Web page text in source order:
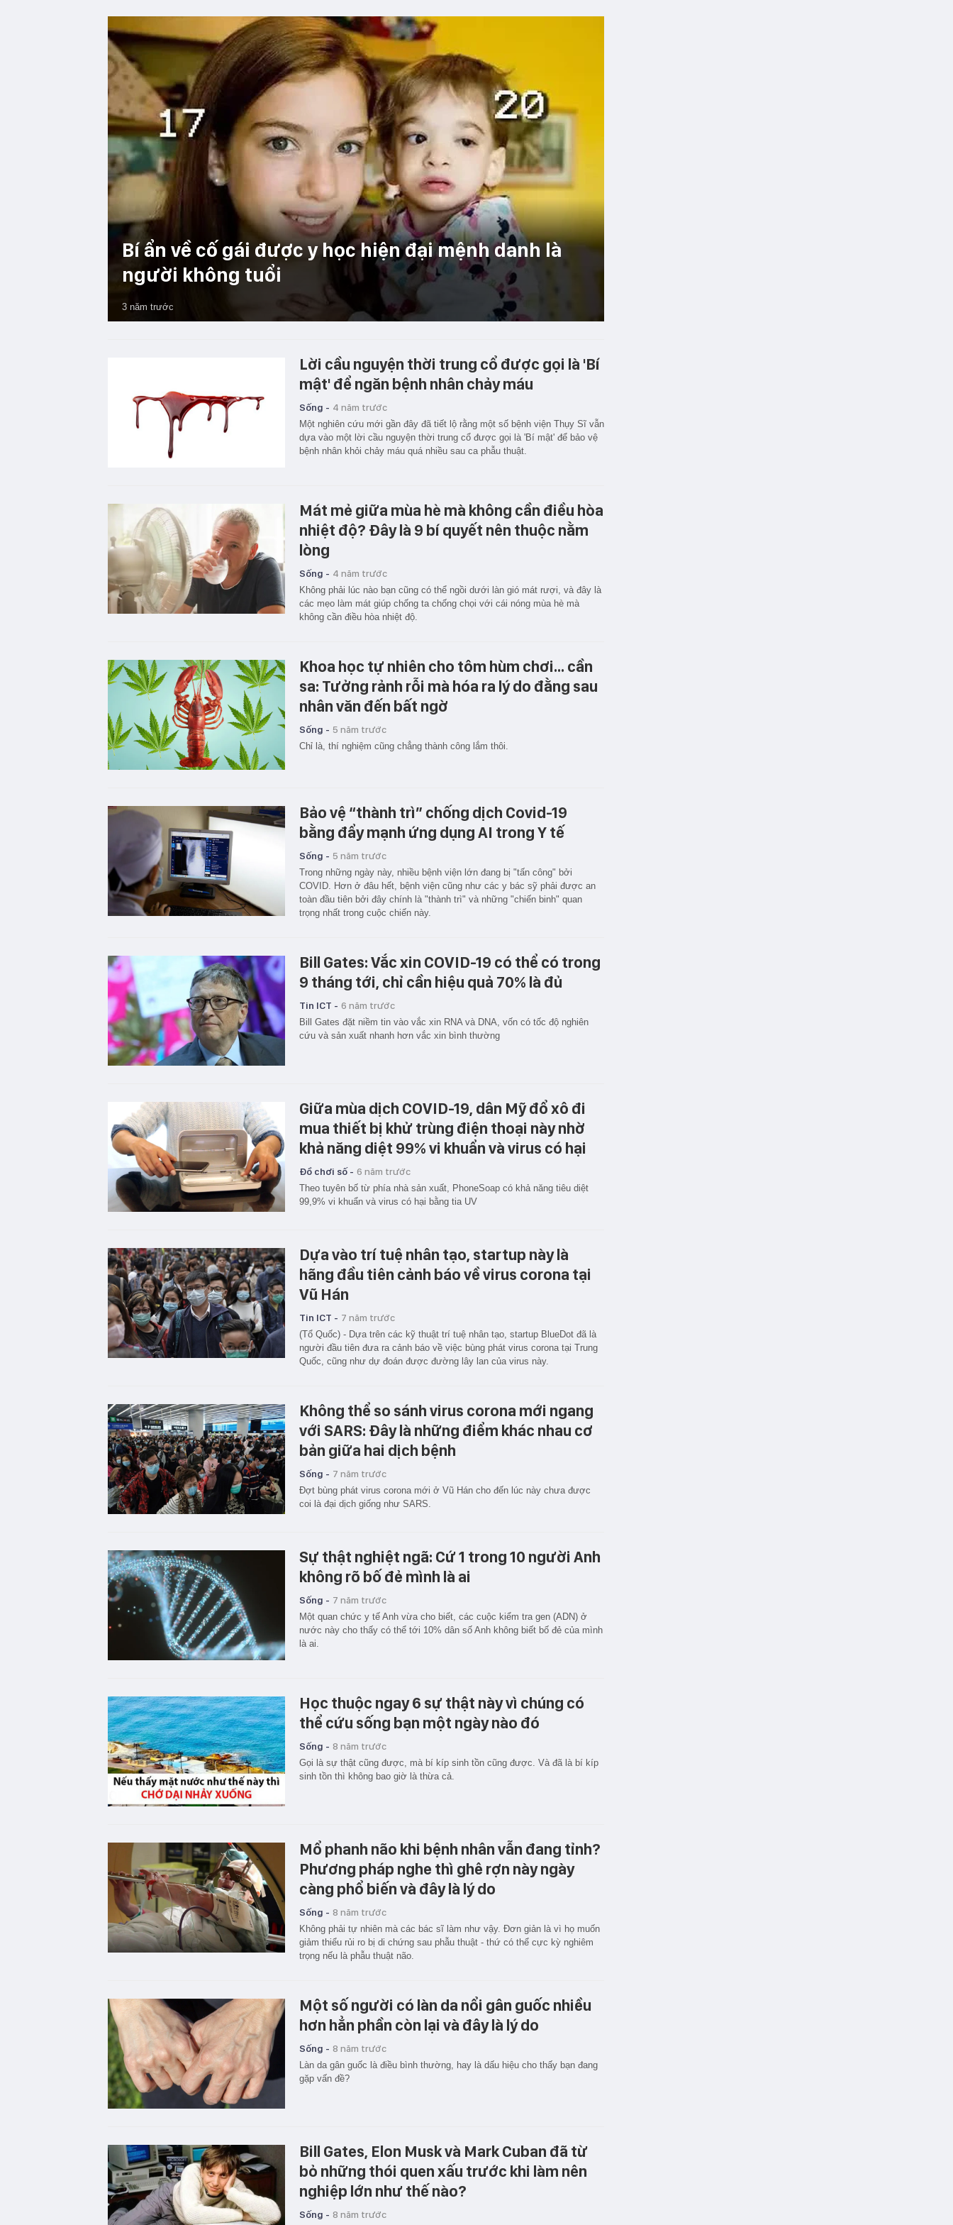
Bí ẩn về cố gái được y học hiện đại mệnh danh là
người không tuổi
3 năm trước
Lời cầu nguyện thời trung cổ được gọi là 'Bí
mật' để ngăn bệnh nhân chảy máu
Sống - 4 năm trước
Một nghiên cứu mới gần đây đã tiết lộ rằng một số bệnh viện Thụy Sĩ vẫn
dựa vào một lời cầu nguyện thời trung cổ được gọi là 'Bí mật' để bảo vệ
bệnh nhân khỏi chảy máu quá nhiều sau ca phẫu thuật.
Mát mẻ giữa mùa hè mà không cần điều hòa
nhiệt độ? Đây là 9 bí quyết nên thuộc nằm
lòng
Sống - 4 năm trước
Không phải lúc nào bạn cũng có thể ngồi dưới làn gió mát rượi, và đây là
các mẹo làm mát giúp chống ta chống chọi với cái nóng mùa hè mà
không cần điều hòa nhiệt độ.
Khoa học tự nhiên cho tôm hùm chơi... cần
sa: Tưởng rảnh rỗi mà hóa ra lý do đằng sau
nhân văn đến bất ngờ
Sống - 5 năm trước
Chỉ là, thí nghiệm cũng chẳng thành công lắm thôi.
Bảo vệ “thành trì” chống dịch Covid-19
bằng đẩy mạnh ứng dụng AI trong Y tế
Sống - 5 năm trước
Trong những ngày này, nhiều bệnh viện lớn đang bị "tấn công" bởi
COVID. Hơn ở đâu hết, bệnh viện cũng như các y bác sỹ phải được an
toàn đầu tiên bởi đây chính là "thành trì" và những "chiến binh" quan
trọng nhất trong cuộc chiến này.
Bill Gates: Vắc xin COVID-19 có thể có trong
9 tháng tới, chỉ cần hiệu quả 70% là đủ
Tin ICT - 6 năm trước
Bill Gates đặt niềm tin vào vắc xin RNA và DNA, vốn có tốc độ nghiên
cứu và sản xuất nhanh hơn vắc xin bình thường
Giữa mùa dịch COVID-19, dân Mỹ đổ xô đi
mua thiết bị khử trùng điện thoại này nhờ
khả năng diệt 99% vi khuẩn và virus có hại
Đồ chơi số - 6 năm trước
Theo tuyên bố từ phía nhà sản xuất, PhoneSoap có khả năng tiêu diệt
99,9% vi khuẩn và virus có hại bằng tia UV
Dựa vào trí tuệ nhân tạo, startup này là
hãng đầu tiên cảnh báo về virus corona tại
Vũ Hán
Tin ICT - 7 năm trước
(Tổ Quốc) - Dựa trên các kỹ thuật trí tuệ nhân tạo, startup BlueDot đã là
người đầu tiên đưa ra cảnh báo về việc bùng phát virus corona tại Trung
Quốc, cũng như dự đoán được đường lây lan của virus này.
Không thể so sánh virus corona mới ngang
với SARS: Đây là những điểm khác nhau cơ
bản giữa hai dịch bệnh
Sống - 7 năm trước
Đợt bùng phát virus corona mới ở Vũ Hán cho đến lúc này chưa được
coi là đại dịch giống như SARS.
Sự thật nghiệt ngã: Cứ 1 trong 10 người Anh
không rõ bố đẻ mình là ai
Sống - 7 năm trước
Một quan chức y tế Anh vừa cho biết, các cuộc kiểm tra gen (ADN) ở
nước này cho thấy có thể tới 10% dân số Anh không biết bố đẻ của mình
là ai.
Học thuộc ngay 6 sự thật này vì chúng có
thể cứu sống bạn một ngày nào đó
Sống - 8 năm trước
Gọi là sự thật cũng được, mà bí kíp sinh tồn cũng được. Và đã là bí kíp
sinh tồn thì không bao giờ là thừa cả.
Mổ phanh não khi bệnh nhân vẫn đang tỉnh?
Phương pháp nghe thì ghê rợn này ngày
càng phổ biến và đây là lý do
Sống - 8 năm trước
Không phải tự nhiên mà các bác sĩ làm như vậy. Đơn giản là vì họ muốn
giảm thiểu rủi ro bị di chứng sau phẫu thuật - thứ có thể cực kỳ nghiêm
trọng nếu là phẫu thuật não.
Một số người có làn da nổi gân guốc nhiều
hơn hẳn phần còn lại và đây là lý do
Sống - 8 năm trước
Làn da gân guốc là điều bình thường, hay là dấu hiệu cho thấy bạn đang
gặp vấn đề?
Bill Gates, Elon Musk và Mark Cuban đã từ
bỏ những thói quen xấu trước khi làm nên
nghiệp lớn như thế nào?
Sống - 8 năm trước